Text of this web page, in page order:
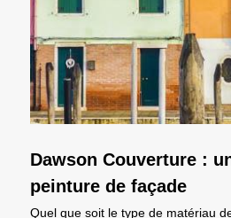
Dawson Couverture :
peinture de façade
Quel que soit le type de matériau